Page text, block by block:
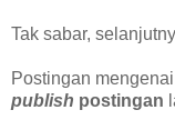
Tak sabar,
Postingan mengenai
publish postingan